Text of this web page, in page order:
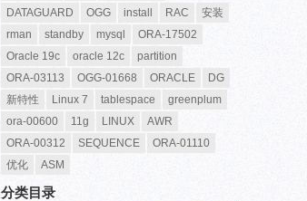
DATAGUARD
OGG install RAC
安装
rman
standby mysql
ORA-17502
Oracle 19c
oracle 12c
partition
ORA-03113
OGG-01668 ORACLE
DG
新特性
Linux 7 tablespace
greenplum
ora-00600
11g LINUX
AWR
ORA-00312
SEQUENCE
ORA-01110
优化
ASM
分类目录